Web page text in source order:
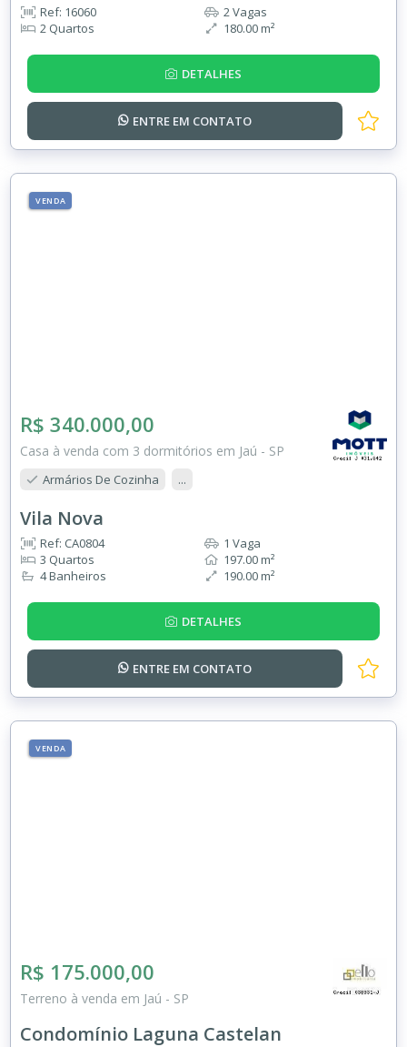
Ref: 16060
2 Quartos
2 Vagas
180.00 m²
DETALHES
ENTRE EM CONTATO
VENDA
R$ 340.000,00
Casa à venda com 3 dormitórios em Jaú - SP
Armários De Cozinha ...
Vila Nova
Ref: CA0804
3 Quartos
4 Banheiros
1 Vaga
197.00 m²
190.00 m²
DETALHES
ENTRE EM CONTATO
VENDA
R$ 175.000,00
Terreno à venda em Jaú - SP
Condomínio Laguna Castelan